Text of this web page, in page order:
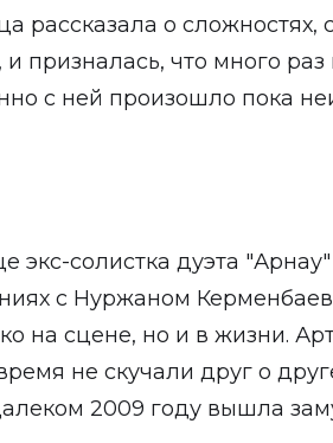
рассказала о сложностях,
призналась, что много
с ней произошло пока
экс-солистка дуэта
с Нуржаном
на сцене, но и в жизни.
время не скучали друг о
2009 году вышла